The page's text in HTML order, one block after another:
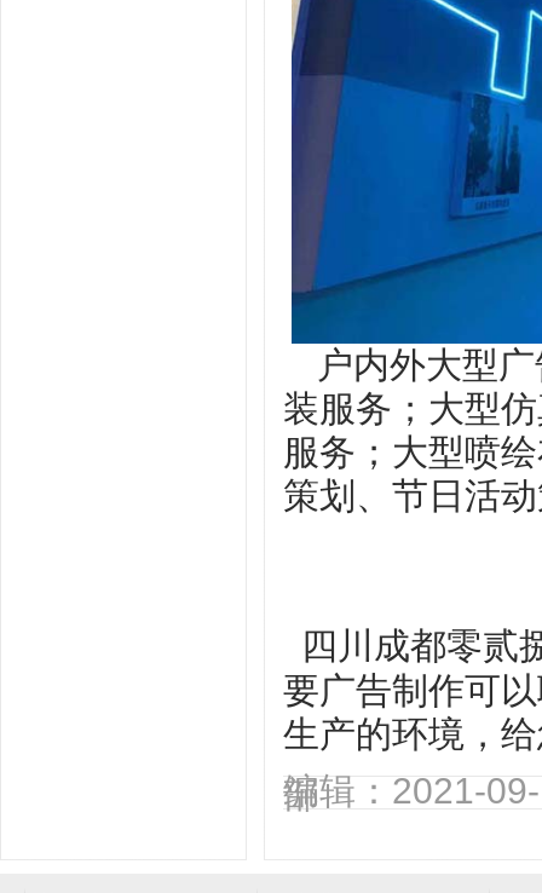
户内外大型
装服务；大型
服务；大型喷
策划、节日活
四川成都零贰
要广告制作可
生产的环境，
编辑：2021-
部